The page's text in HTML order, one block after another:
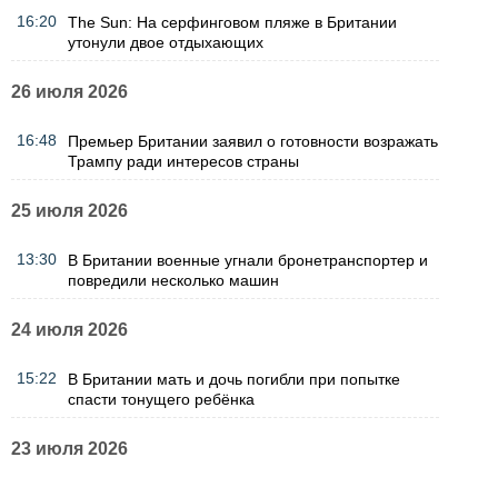
16:20
The Sun: На серфинговом пляже в Британии
утонули двое отдыхающих
26 июля 2026
16:48
Премьер Британии заявил о готовности возражать
Трампу ради интересов страны
25 июля 2026
13:30
В Британии военные угнали бронетранспортер и
повредили несколько машин
24 июля 2026
15:22
В Британии мать и дочь погибли при попытке
спасти тонущего ребёнка
23 июля 2026